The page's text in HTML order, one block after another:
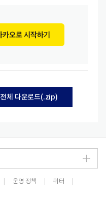
전체 다운로드(.zip)
운영 정책 쿼터